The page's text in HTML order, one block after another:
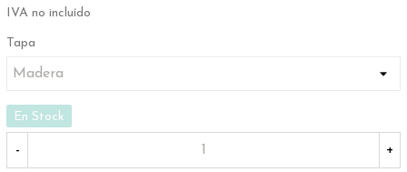
IVA no incluído
Tapa
En Stock
- +